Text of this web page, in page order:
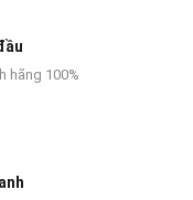
hãng 100%